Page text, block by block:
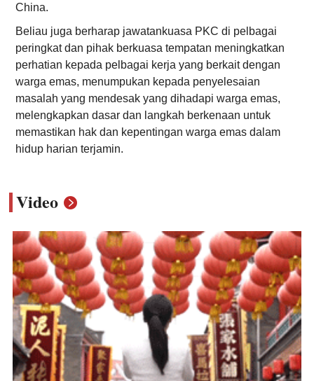
China.
Beliau juga berharap jawatankuasa PKC di pelbagai
peringkat dan pihak berkuasa tempatan meningkatkan
perhatian kepada pelbagai kerja yang berkait dengan
warga emas, menumpukan kepada penyelesaian
masalah yang mendesak yang dihadapi warga emas,
melengkapkan dasar dan langkah berkenaan untuk
memastikan hak dan kepentingan warga emas dalam
hidup harian terjamin.
Video